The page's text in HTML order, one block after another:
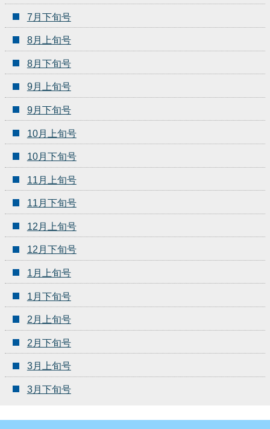
7月下旬号
8月上旬号
8月下旬号
9月上旬号
9月下旬号
10月上旬号
10月下旬号
11月上旬号
11月下旬号
12月上旬号
12月下旬号
1月上旬号
1月下旬号
2月上旬号
2月下旬号
3月上旬号
3月下旬号